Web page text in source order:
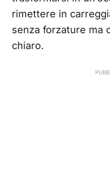
rimettere in
senza forzature ma
chiaro.